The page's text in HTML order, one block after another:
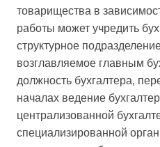
товарищества в
работы может учредить
структурное
возглавляемое главным
должность бухгалтера,
началах ведение
централизованной
специализированной